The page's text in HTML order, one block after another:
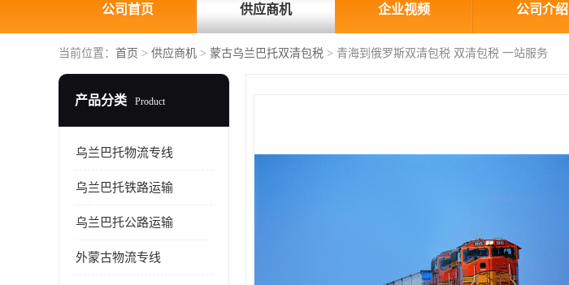
公司首页 供应商机 企业视频 公司介绍
当前位置： 首页 > 供应商机 > 蒙古乌兰巴托双清包税 > 青海到俄罗斯双清包税 双清包税 一站服务
产品分类 Product
乌兰巴托物流专线
乌兰巴托铁路运输
乌兰巴托公路运输
外蒙古物流专线